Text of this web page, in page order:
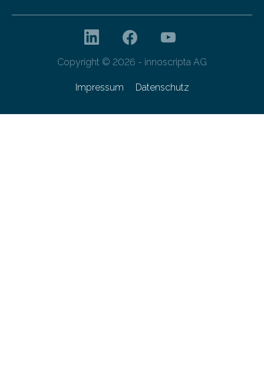
Copyright © 2026 - innoscripta AG
Impressum Datenschutz